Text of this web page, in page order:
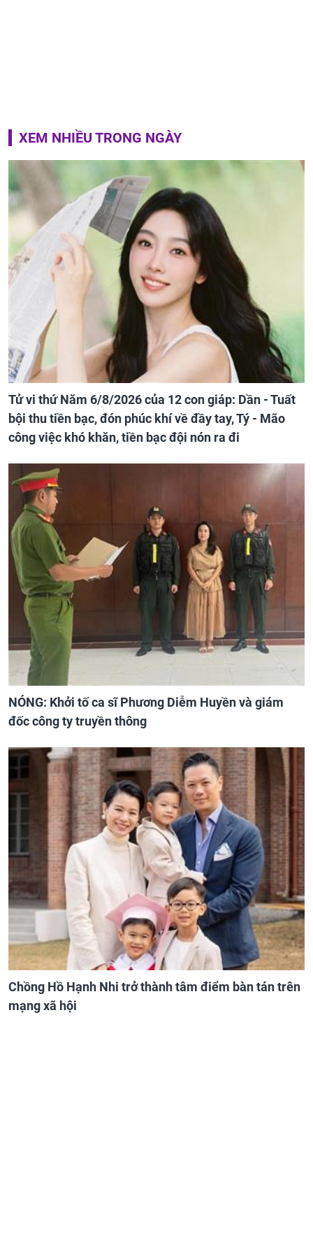
XEM NHIỀU TRONG NGÀY
Tử vi thứ Năm 6/8/2026 của 12 con giáp: Dần - Tuất
bội thu tiền bạc, đón phúc khí về đầy tay, Tý - Mão
công việc khó khăn, tiền bạc đội nón ra đi
NÓNG: Khởi tố ca sĩ Phương Diễm Huyền và giám
đốc công ty truyền thông
Chồng Hồ Hạnh Nhi trở thành tâm điểm bàn tán trên
mạng xã hội